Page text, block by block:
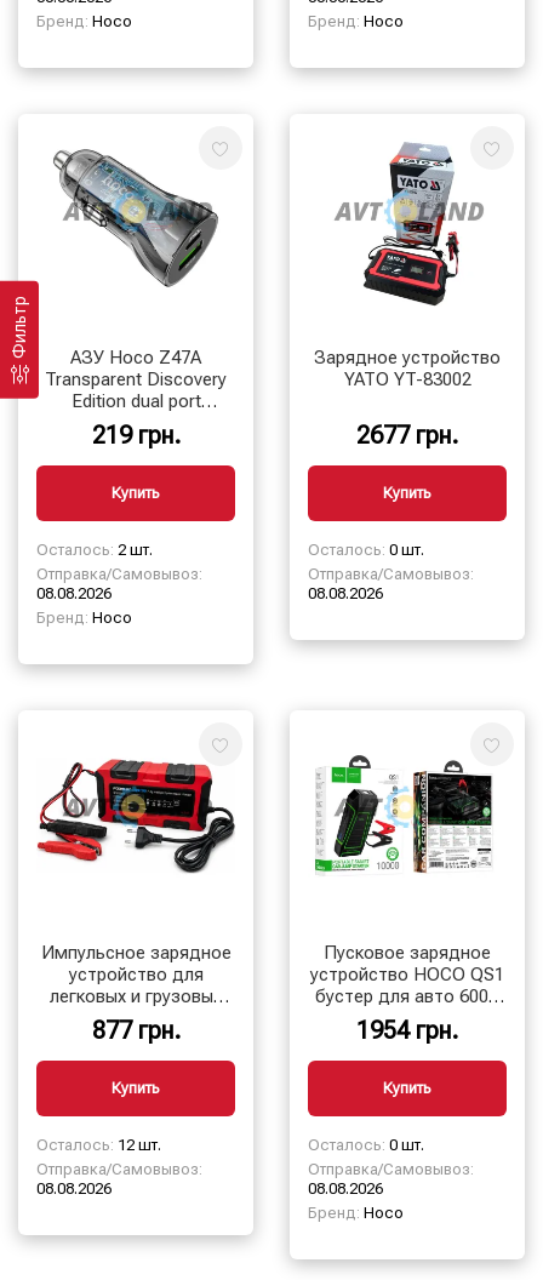
Бренд: Hoco
Бренд: Hoco
АЗУ Hoco Z47A
Transparent Discovery
Edition dual port
PD30W+QC3.0 car
charger Transparent
Black
219 грн.
Купить
Осталось: 2 шт.
Отправка/Самовывоз:
08.08.2026
Бренд: Hoco
Зарядное устройство
YATO YT-83002
2677 грн.
Купить
Осталось: 0 шт.
Отправка/Самовывоз:
08.08.2026
Импульсное зарядное
устройство для
легковых и грузовых
авто (10А)
877 грн.
Купить
Осталось: 12 шт.
Отправка/Самовывоз:
08.08.2026
Пусковое зарядное
устройство HOCO QS1
бустер для авто 600A
10000 мАч
1954 грн.
Купить
Осталось: 0 шт.
Отправка/Самовывоз:
08.08.2026
Бренд: Hoco
Фильтр